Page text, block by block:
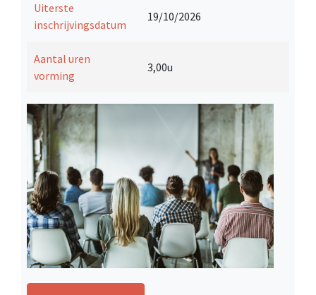
Uiterste
inschrijvingsdatum
19/10/2026
Aantal uren
vorming
3,00u